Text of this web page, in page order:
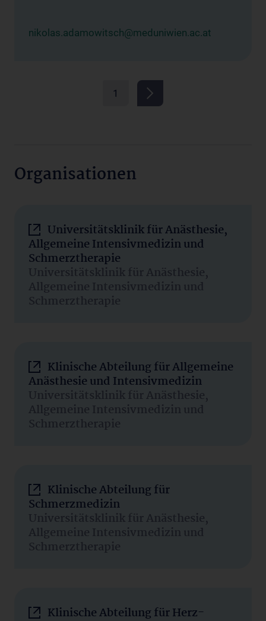
nikolas.adamowitsch@meduniwien.ac.at
1
Organisationen
Universitätsklinik für Anästhesie,
Allgemeine Intensivmedizin und
Schmerztherapie
Universitätsklinik für Anästhesie,
Allgemeine Intensivmedizin und
Schmerztherapie
Klinische Abteilung für Allgemeine
Anästhesie und Intensivmedizin
Universitätsklinik für Anästhesie,
Allgemeine Intensivmedizin und
Schmerztherapie
Klinische Abteilung für
Schmerzmedizin
Universitätsklinik für Anästhesie,
Allgemeine Intensivmedizin und
Schmerztherapie
Klinische Abteilung für Herz-